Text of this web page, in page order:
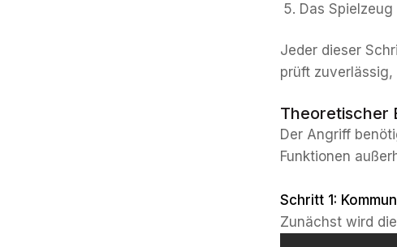
Das
Jeder dieser
prüft
Theoretischer
Der Angriff
Funktionen
Schritt 1:
Zunächst wird